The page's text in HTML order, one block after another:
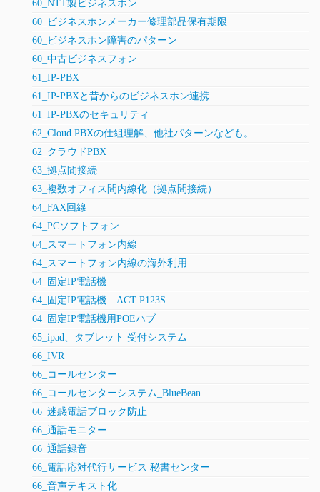
60_NTT製ビジネスホン
60_ビジネスホンメーカー修理部品保有期限
60_ビジネスホン障害のパターン
60_中古ビジネスフォン
61_IP-PBX
61_IP-PBXと昔からのビジネスホン連携
61_IP-PBXのセキュリティ
62_Cloud PBXの仕組理解、他社パターンなども。
62_クラウドPBX
63_拠点間接続
63_複数オフィス間内線化（拠点間接続）
64_FAX回線
64_PCソフトフォン
64_スマートフォン内線
64_スマートフォン内線の海外利用
64_固定IP電話機
64_固定IP電話機 ACT P123S
64_固定IP電話機用POEハブ
65_ipad、タブレット 受付システム
66_IVR
66_コールセンター
66_コールセンターシステム_BlueBean
66_迷惑電話ブロック防止
66_通話モニター
66_通話録音
66_電話応対代行サービス 秘書センター
66_音声テキスト化